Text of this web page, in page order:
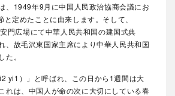
、1949年9月に中国人民政治協商会議にお
定めたことに由来します。そして、
門広場にて中華人民共和国の建国式典
、故毛沢東国家主席により中華人民共和国
。
yi1）」と呼ばれ、この日から1週間は大
れは、中国人が命の次に大切にしている春